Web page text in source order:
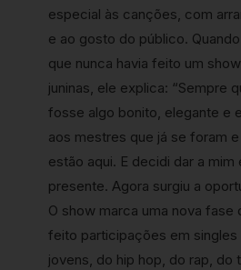
especial às canções, com
e ao gosto do público.
que nunca havia feito um
juninas, ele explica: “Sempre
fosse algo bonito, elegante e
aos mestres que já se foram
estão aqui. E decidi dar a
presente. Agora surgiu a
O show marca uma nova fase
feito participações em singles
jovens, do hip hop, do rap, do